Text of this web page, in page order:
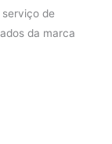
de
da marca